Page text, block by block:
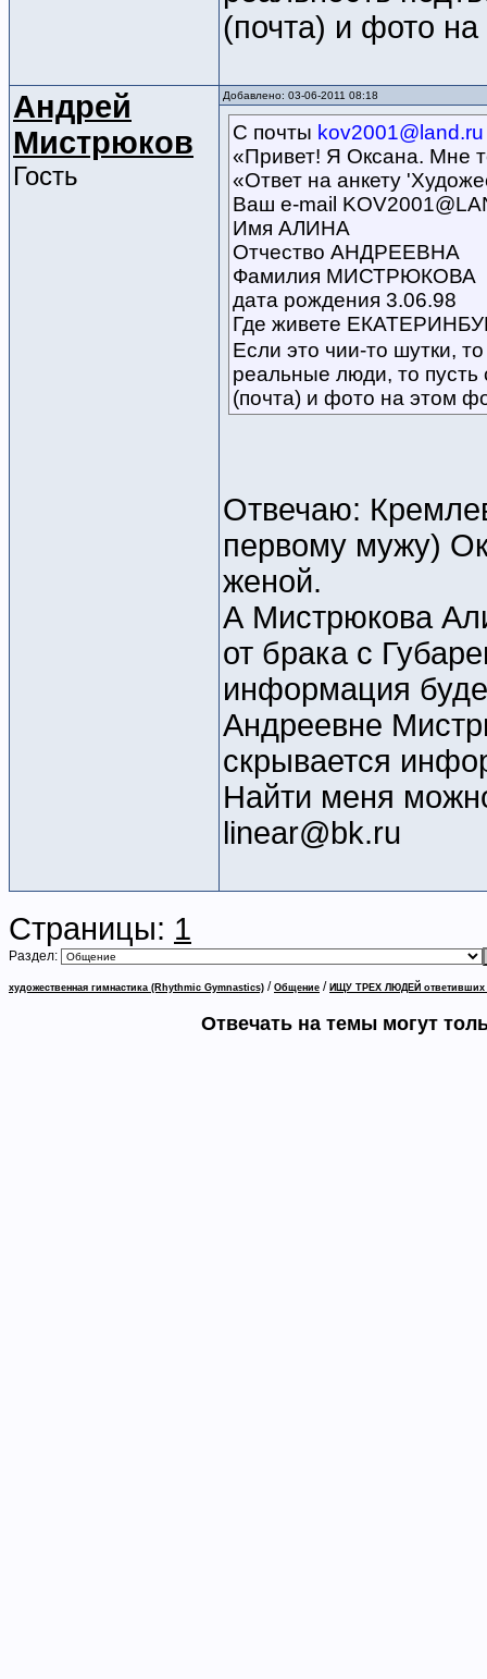
(почта) и фото
Андрей
Мистрюков
Гость
Добавлено: 03-06-2011 08:18
С почты kov2001@land.ru
«Привет! Я Оксана. Мне
«Ответ на анкету
Ваш e-mail
Имя АЛИНА
Отчество АНДРЕЕВНА
Фамилия МИСТРЮКОВА
дата рождения 3.06.98
Где живете
Если это чии-то шутки,
реальные люди, то
(почта) и фото на этом
Отвечаю:
первому мужу)
женой.
А Мистрюкова
от брака с
информация
Андреевне
скрывается
Найти меня
linear@bk.ru
Страницы: 1
Раздел:
художественная гимнастика (Rhythmic Gymnastics) / Общение / ИЩУ ТРЕХ ЛЮДЕЙ ответивших
Отвечать на темы могут